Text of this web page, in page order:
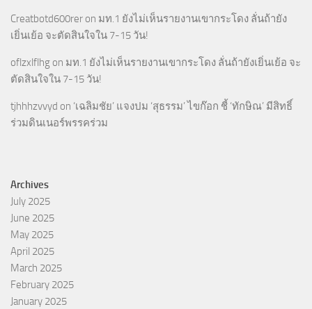
Creatbotd600rer on มท.1 ยังไม่เห็นรายงานเขากระโดง ลั่นถ้ายัง
เยิ่นเย้อ จะตัดสินใจใน 7-15 วัน!
oflzxlflhg on มท.1 ยังไม่เห็นรายงานเขากระโดง ลั่นถ้ายังเยิ่นเย้อ จะ
ตัดสินใจใน 7-15 วัน!
tjhhhzvvyd on ‘เฉลิมชัย’ แจงปม ‘สุธรรม’ ไขก๊อก ชี้ ‘ทักษิณ’ มีสิทธิ์
ร่วมดินเนอร์พรรคร่วม
Archives
July 2025
June 2025
May 2025
April 2025
March 2025
February 2025
January 2025